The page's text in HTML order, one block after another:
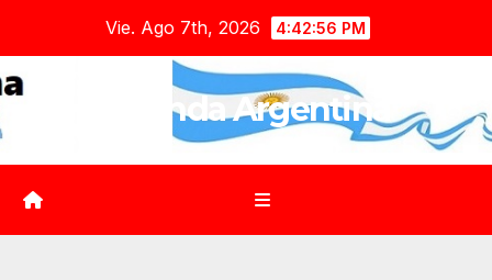
contenido
Vie. Ago 7th, 2026 4:42:57 PM
Agenda Argentina